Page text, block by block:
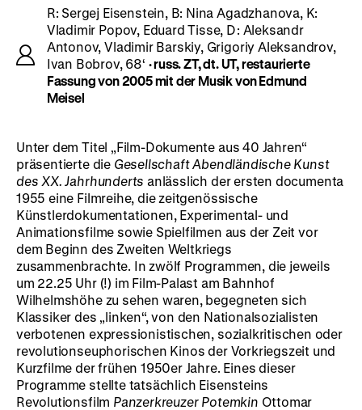
R: Sergej Eisenstein, B: Nina Agadzhanova, K:
Vladimir Popov, Eduard Tisse, D: Aleksandr
Antonov, Vladimir Barskiy, Grigoriy Aleksandrov,
Ivan Bobrov, 68‘ · russ. ZT, dt. UT, restaurierte
Fassung von 2005 mit der Musik von Edmund
Meisel
Unter dem Titel „Film-Dokumente aus 40 Jahren“
präsentierte die Gesellschaft Abendländische Kunst
des XX. Jahrhunderts anlässlich der ersten documenta
1955 eine Filmreihe, die zeitgenössische
Künstlerdokumentationen, Experimental- und
Animationsfilme sowie Spielfilmen aus der Zeit vor
dem Beginn des Zweiten Weltkriegs
zusammenbrachte. In zwölf Programmen, die jeweils
um 22.25 Uhr (!) im Film-Palast am Bahnhof
Wilhelmshöhe zu sehen waren, begegneten sich
Klassiker des „linken“, von den Nationalsozialisten
verbotenen expressionistischen, sozialkritischen oder
revolutionseuphorischen Kinos der Vorkriegszeit und
Kurzfilme der frühen 1950er Jahre. Eines dieser
Programme stellte tatsächlich Eisensteins
Revolutionsfilm Panzerkreuzer Potemkin Ottomar